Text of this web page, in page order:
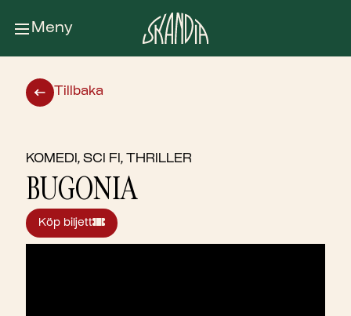
Meny
Tillbaka
KOMEDI, SCI FI, THRILLER
BUGONIA
Köp biljett